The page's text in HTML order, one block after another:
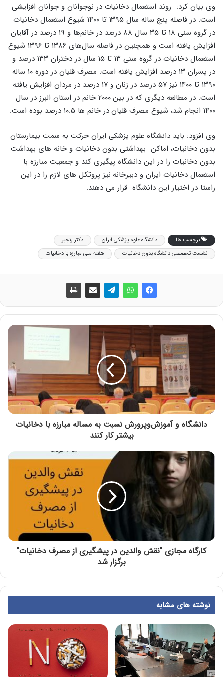
وی بیان کرد: روند استعمال دخانیات در نوجوانان و جوانان افزایشی
است. در فاصله پنج ساله سال ۱۳۹۵ تا ۱۴۰۰ شیوع استعمال دخانیات
در گروه سنی ۱۸ تا ۳۵ سال ۸۸ درصد در خانم‌ها و ۱۹ درصد در آقایان
افزایش یافته است و همچنین در فاصله سال‌های ۱۳۸۶ تا ۱۳۹۶ شیوع
استعمال دخانیات در گروه سنی ۱۳ تا ۱۵ سال در دختران ۱۳۳ درصد و
در پسران ۱۳ درصد افزایش یافته است. مصرف قلیان در دوره ۱۰ ساله
۱۳۹۰ تا ۱۴۰۰ نیز ۵۷ درصد در زنان و ۱۷ درصد در مردان افزایش یافته
است. در مطالعه دیگری که در بین ۲۰۰۰ خانم در استان البرز در سال
۱۴۰۰ انجام شد، شیوع مصرف قلیان در خانم ها ۱۰.۵ درصد بوده است.
وی افزود: باید دانشگاه علوم پزشکی ایران حرکت به سمت بیمارستان
بدون دخانیات، اماکن بهداشتی بدون دخانیات و خانه های بهداشت
بدون دخانیات را در این دانشگاه پیگیری کند و جمعیت مبارزه با
استعمال دخانیات ایران و دبیرخانه نیز پروتکل های لازم را در این
راستا در اختیار این دانشگاه قرار می دهند.
برچسب ها دانشگاه علوم پزشکی ایران
دکتر رنجبر
نشست تخصصی دانشگاه بدون دخانیات
هفته ملی مبارزه با دخانیات
دانشگاه و آموزش‌وپرورش نسبت به مساله مبارزه با دخانیات
بیشتر کار کنند
کارگاه مجازی "نقش والدین در پیشگیری از مصرف دخانیات"
برگزار شد
نوشته های مشابه